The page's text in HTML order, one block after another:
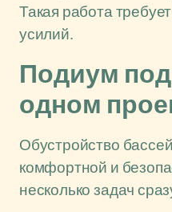
Такая работа
усилий.
Подиум
одном
Обустройство
комфортной и
несколько задач